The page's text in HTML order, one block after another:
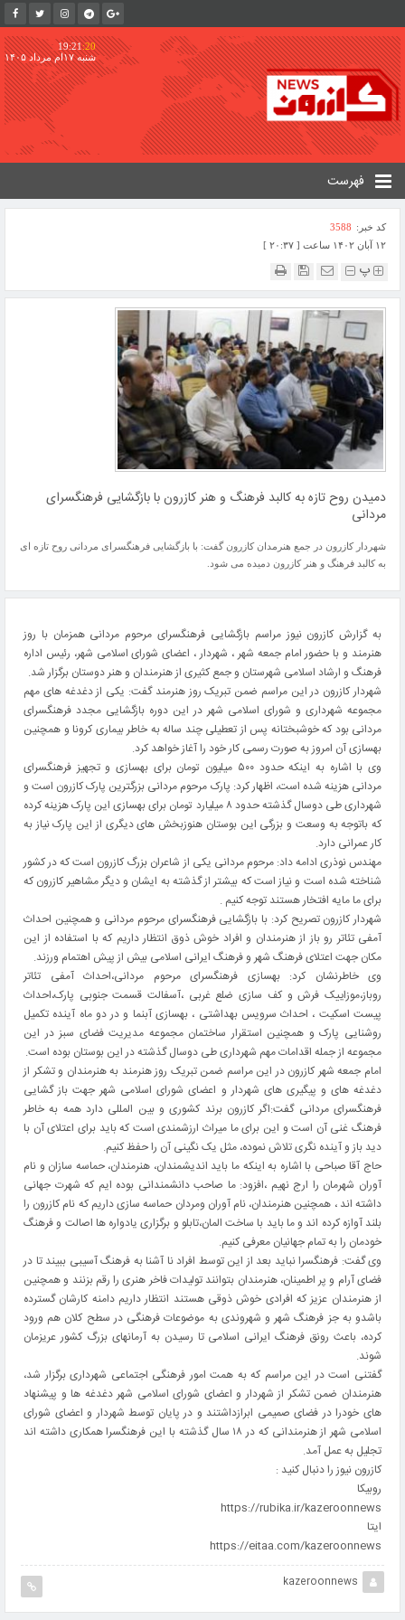
19:21:21
شنبه ۱۷ام مرداد ۱۴۰۵
فهرست
کد خبر: 3588
۱۲ آبان ۱۴۰۲ ساعت [ ۲۰:۳۷ ]
پ
دمیدن روح تازه به کالبد فرهنگ و هنر کازرون با بازگشایی فرهنگسرای
مردانی
شهردار کازرون در جمع هنرمدان کازرون گفت: با بازگشایی فرهنگسرای مردانی روح تازه ای
به کالبد فرهنگ و هنر کازرون دمیده می شود.
به گزارش کازرون نیوز مراسم بازگشایی فرهنگسرای مرحوم مردانی همزمان با روز
هنرمند و با حضور امام جمعه شهر ، شهردار ، اعضای شورای اسلامی شهر، رئیس اداره
فرهنگ و ارشاد اسلامی شهرستان و جمع کثیری از هنرمندان و هنر دوستان برگزار شد.
شهردار کازرون در این مراسم ضمن تبریک روز هنرمند گفت: یکی از دغدغه های مهم
مجموعه شهرداری و شورای اسلامی شهر در این دوره بازگشایی مجدد فرهنگسرای
مردانی بود که خوشبختانه پس از تعطیلی چند ساله به خاطر بیماری کرونا و همچنین
بهسازی آن امروز به صورت رسمی کار خود را آغاز خواهد کرد.
وی با اشاره به اینکه حدود ۵۰۰ میلیون تومان برای بهسازی و تجهیز فرهنگسرای
مردانی هزینه شده است، اظهار کرد: پارک مرحوم مردانی بزرگترین پارک کازرون است و
شهرداری طی دوسال گذشته حدود ۸ میلیارد تومان برای بهسازی این پارک هزینه کرده
که باتوجه به وسعت و بزرگی این بوستان هنوزبخش های دیگری از این پارک نیاز به
کار عمرانی دارد.
مهندس نوذری ادامه داد: مرحوم مردانی یکی از شاعران بزرگ کازرون است که در کشور
شناخته شده است و نیاز است که بیشتر از گذشته به ایشان و دیگر مشاهیر کازرون که
برای ما مایه افتخار هستند توجه کنیم .
شهردار کازرون تصریح کرد: با بازگشایی فرهنگسرای مرحوم مردانی و همچنین احداث
آمفی تئاتر رو باز از هنرمندان و افراد خوش ذوق انتظار داریم که با استفاده از این
مکان جهت اعتلای فرهنگ شهر و فرهنگ ایرانی اسلامی بیش از پیش اهتمام ورزند.
وی خاطرنشان کرد: بهسازی فرهنگسرای مرحوم مردانی،احداث آمفی تئاتر
روباز،موزاییک فرش و کف سازی ضلع غربی ،آسفالت قسمت جنوبی پارک،احداث
پیست اسکیت ، احداث سرویس بهداشتی ، بهسازی آبنما و در دو ماه آینده تکمیل
روشنایی پارک و همچنین استقرار ساختمان مجموعه مدیریت فضای سبز در این
مجموعه از جمله اقدامات مهم شهرداری طی دوسال گذشته در این بوستان بوده است.
امام جمعه شهر کازرون در این مراسم ضمن تبریک روز هنرمند به هنرمندان و تشکر از
دغدغه های و پیگیری های شهردار و اعضای شورای اسلامی شهر جهت باز گشایی
فرهنگسرای مردانی گفت:اگر کازرون برند کشوری و بین المللی دارد همه به خاطر
فرهنگ غنی آن است و این برای ما میراث ارزشمندی است که باید برای اعتلای آن با
دید باز و آینده نگری تلاش نموده، مثل یک نگینی آن را حفظ کنیم.
حاج آقا صباحی با اشاره به اینکه ما باید اندیشمندان، هنرمندان، حماسه سازان و نام
آوران شهرمان را ارج نهیم ،افزود: ما صاحب دانشمندانی بوده ایم که شهرت جهانی
داشته اند ، همچنین هنرمندان، نام آوران ومردان حماسه سازی داریم که نام کازرون را
بلند آوازه کرده اند و ما باید با ساخت المان،تابلو و برگزاری یادواره ها اصالت و فرهنگ
خودمان را به تمام جهانیان معرفی کنیم.
وی گفت: فرهنگسرا نباید بعد از این توسط افراد نا آشنا به فرهنگ آسیبی ببیند تا در
فضای آرام و پر اطمینان، هنرمندان بتوانند تولیدات فاخر هنری را رقم بزنند و همچنین
از هنرمندان عزیز که افرادی خوش ذوقی هستند انتظار داریم دامنه کارشان گسترده
باشدو به جز فرهنگ شهر و شهروندی به موضوعات فرهنگی در سطح کلان هم ورود
کرده، باعث رونق فرهنگ ایرانی اسلامی تا رسیدن به آرمانهای بزرگ کشور عریزمان
شوند.
گفتنی است در این مراسم که به همت امور فرهنگی اجتماعی شهرداری برگزار شد،
هنرمندان ضمن تشکر از شهردار و اعضای شورای اسلامی شهر دغدغه ها و پیشنهاد
های خودرا در فضای صمیمی ابرازداشتند و در پایان توسط شهردار و اعضای شورای
اسلامی شهر از هنرمندانی که در ۱۸ سال گذشته با این فرهنگسرا همکاری داشته اند
تجلیل به عمل آمد.
کازرون نیوز را دنبال کنید :
روبیکا
https://rubika.ir/kazeroonnews
ایتا
https://eitaa.com/kazeroonnews
kazeroonnews